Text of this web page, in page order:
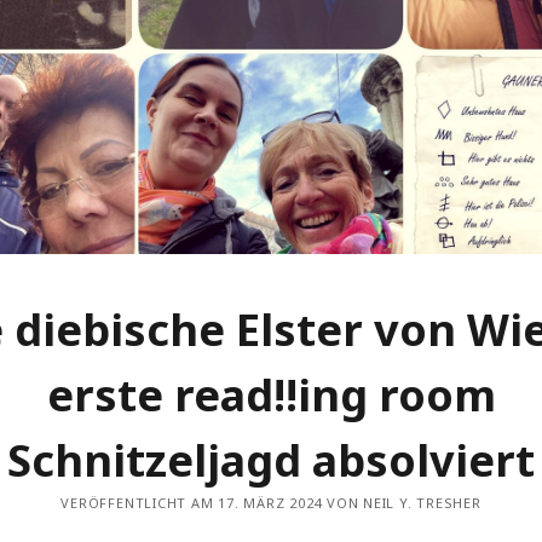
diebische Elster von
erste read!!ing room
Schnitzeljagd absolviert
VERÖFFENTLICHT AM 17. MÄRZ 2024 VON NEIL Y. TRESHER